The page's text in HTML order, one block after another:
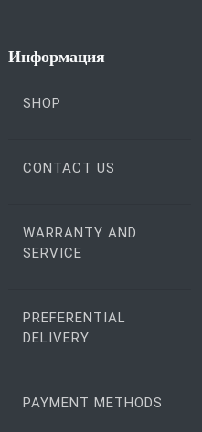
Информация
SHOP
CONTACT US
WARRANTY AND
SERVICE
PREFERENTIAL
DELIVERY
PAYMENT METHODS